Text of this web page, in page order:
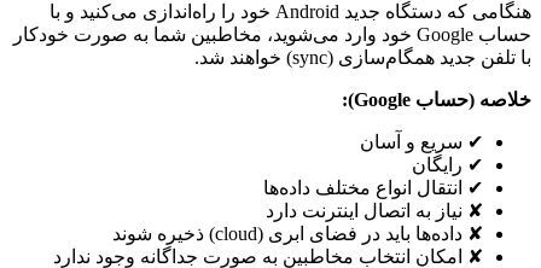
هنگامی که دستگاه جدید Android خود را راه‌اندازی می‌کنید و با
حساب Google خود وارد می‌شوید، مخاطبین شما به صورت خودکار
با تلفن جدید همگام‌سازی (sync) خواهند شد.
خلاصه (حساب Google):
✔ سریع و آسان
✔ رایگان
✔ انتقال انواع مختلف داده‌ها
✘ نیاز به اتصال اینترنت دارد
✘ داده‌ها باید در فضای ابری (cloud) ذخیره شوند
✘ امکان انتخاب مخاطبین به صورت جداگانه وجود ندارد